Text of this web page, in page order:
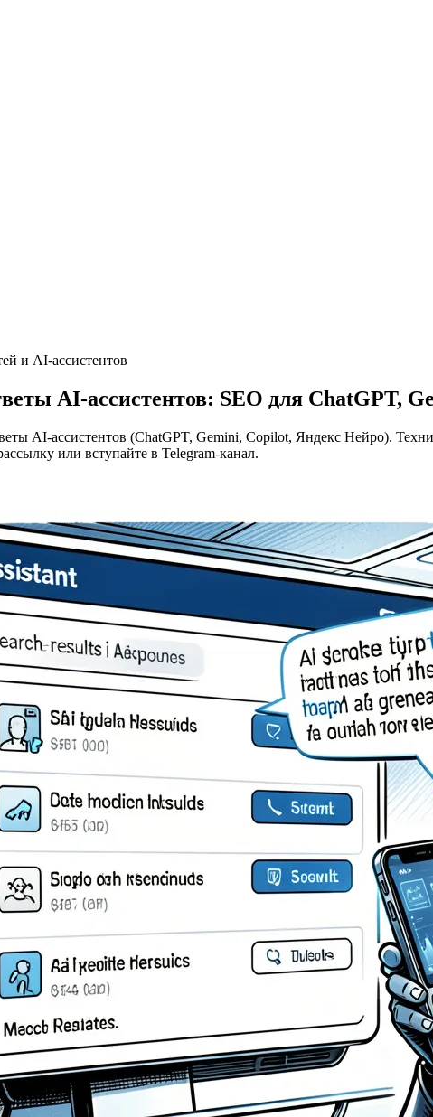
и AI-ассистентов
AI-ассистентов: SEO для ChatGPT,
AI-ассистентов (ChatGPT, Gemini, Copilot, Яндекс Нейро).
или вступайте в Telegram-канал.